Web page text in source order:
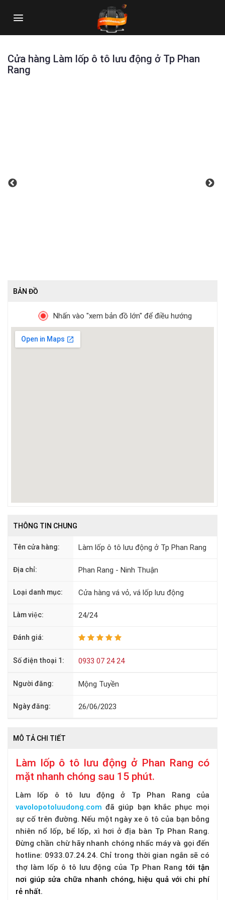
Cửa hàng Làm lốp ô tô lưu động ở Tp Phan
Rang
BẢN ĐỒ
Nhấn vào "xem bản đồ lớn" để điều hướng
THÔNG TIN CHUNG
Tên cửa hàng: Làm lốp ô tô lưu động ở Tp Phan Rang
Địa chỉ: Phan Rang - Ninh Thuận
Loại danh mục: Cửa hàng vá vỏ, vá lốp lưu động
Làm việc: 24/24
Đánh giá:
Số điện thoại 1: 0933 07 24 24
Người đăng: Mộng Tuyền
Ngày đăng: 26/06/2023
MÔ TẢ CHI TIẾT
Làm lốp ô tô lưu động ở Phan Rang có
mặt nhanh chóng sau 15 phút.
Làm lốp ô tô lưu động ở Tp Phan Rang của
vavolopotoluudong.com đã giúp bạn khắc phục mọi
sự cố trên đường. Nếu một ngày xe ô tô của bạn bỗng
nhiên nổ lốp, bể lốp, xì hơi ở địa bàn Tp Phan Rang.
Đừng chần chừ hãy nhanh chóng nhấc máy và gọi đến
hotline: 0933.07.24.24. Chỉ trong thời gian ngắn sẽ có
thợ làm lốp ô tô lưu động của Tp Phan Rang tới tận
nơi giúp sửa chữa nhanh chóng, hiệu quả với chi phí
rẻ nhất.